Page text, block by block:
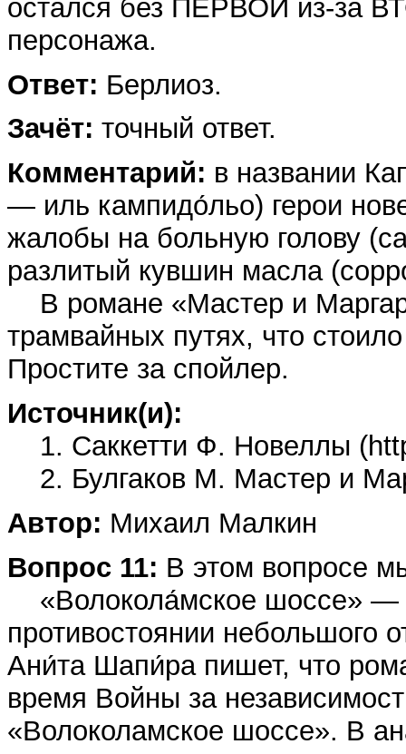
остался без ПЕРВОЙ из-за
персонажа.
Ответ: Берлиоз.
Зачёт: точный ответ.
Комментарий: в названии
— иль кампидо́льо) герои
жалобы на больную голову
разлитый кувшин масла
В романе «Мастер и
трамвайных путях, что
Простите за спойлер.
Источник(и):
1. Саккетти Ф. Новеллы
2. Булгаков М. Мастер и
Автор: Михаил Малкин
Вопрос 11: В этом вопросе
«Волокола́мское шоссе» —
противостоянии небольшого
Ани́та Шапи́ра пишет, что
время Войны за
«Волоколамское шоссе». В